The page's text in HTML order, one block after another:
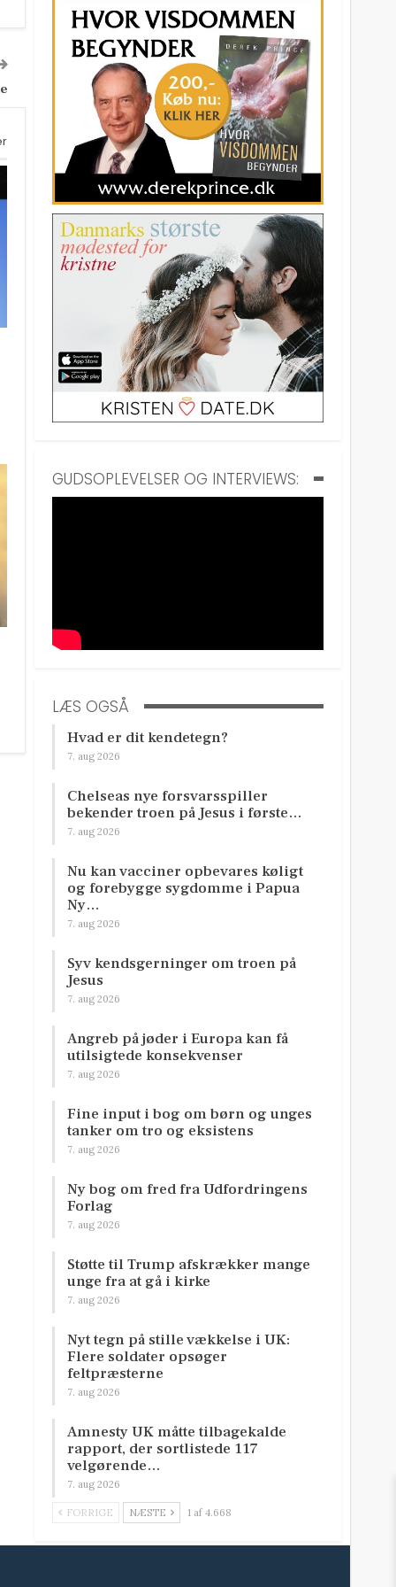
GUDSOPLEVELSER OG INTERVIEWS:
LÆS OGSÅ
Hvad er dit kendetegn?
7. aug 2026
Chelseas nye forsvarsspiller
bekender troen på Jesus i første…
7. aug 2026
Nu kan vacciner opbevares køligt
og forebygge sygdomme i Papua
Ny…
7. aug 2026
Syv kendsgerninger om troen på
Jesus
7. aug 2026
Angreb på jøder i Europa kan få
utilsigtede konsekvenser
7. aug 2026
Fine input i bog om børn og unges
tanker om tro og eksistens
7. aug 2026
Ny bog om fred fra Udfordringens
Forlag
7. aug 2026
Støtte til Trump afskrækker mange
unge fra at gå i kirke
7. aug 2026
Nyt tegn på stille vækkelse i UK:
Flere soldater opsøger
feltpræsterne
7. aug 2026
Amnesty UK måtte tilbagekalde
rapport, der sortlistede 117
velgørende…
7. aug 2026
FORRIGE NÆSTE 1 af 4.668